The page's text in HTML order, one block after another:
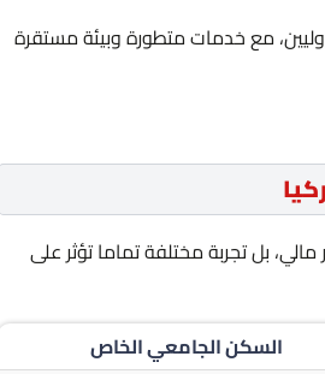
مع خدمات متطورة وبيئة مستقرة
بل تجربة مختلفة تماما تؤثر على
السكن الجامعي الخاص